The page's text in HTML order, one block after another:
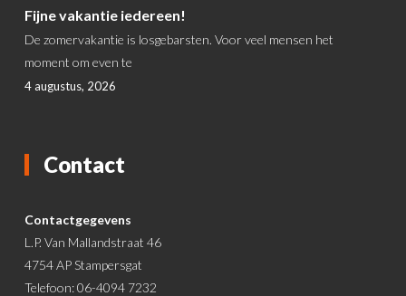
Fijne vakantie iedereen!
De zomervakantie is losgebarsten. Voor veel mensen het
moment om even te
4 augustus, 2026
Contact
Contactgegevens
L.P. Van Mallandstraat 46
4754 AP Stampersgat
Telefoon: 06-4094 7232